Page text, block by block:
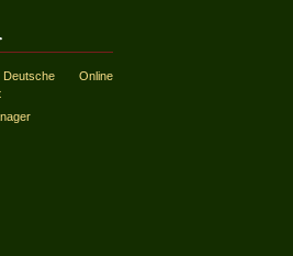
Online